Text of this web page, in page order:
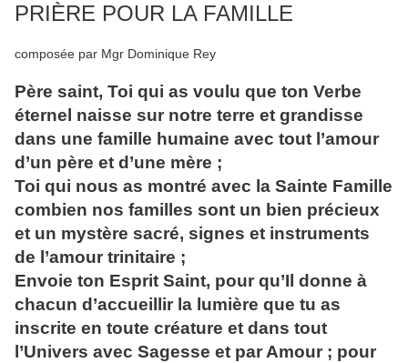
PRIÈRE POUR LA FAMILLE
composée par Mgr Dominique Rey
Père saint, Toi qui as voulu que ton Verbe
éternel naisse sur notre terre et grandisse
dans une famille humaine avec tout l’amour
d’un père et d’une mère ;
Toi qui nous as montré avec la Sainte Famille
combien nos familles sont un bien précieux
et un mystère sacré, signes et instruments
de l’amour trinitaire ;
Envoie ton Esprit Saint, pour qu’Il donne à
chacun d’accueillir la lumière que tu as
inscrite en toute créature et dans tout
l’Univers avec Sagesse et par Amour ; pour